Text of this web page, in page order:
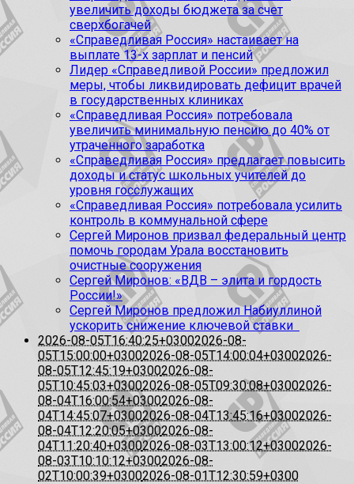
увеличить доходы бюджета за счет
сверхбогачей
«Справедливая Россия» настаивает на
выплате 13-х зарплат и пенсий
Лидер «Справедливой России» предложил
меры, чтобы ликвидировать дефицит врачей
в государственных клиниках
«Справедливая Россия» потребовала
увеличить минимальную пенсию до 40% от
утраченного заработка
«Справедливая Россия» предлагает повысить
доходы и статус школьных учителей до
уровня госслужащих
«Справедливая Россия» потребовала усилить
контроль в коммунальной сфере
Сергей Миронов призвал федеральный центр
помочь городам Урала восстановить
очистные сооружения
Сергей Миронов: «ВДВ – элита и гордость
России!»
Сергей Миронов предложил Набиуллиной
ускорить снижение ключевой ставки
2026-08-05T16:40:25+03002026-08-
05T15:00:00+03002026-08-05T14:00:04+03002026-
08-05T12:45:19+03002026-08-
05T10:45:03+03002026-08-05T09:30:08+03002026-
08-04T16:00:54+03002026-08-
04T14:45:07+03002026-08-04T13:45:16+03002026-
08-04T12:20:05+03002026-08-
04T11:20:40+03002026-08-03T13:00:12+03002026-
08-03T10:10:12+03002026-08-
02T10:00:39+03002026-08-01T12:30:59+0300